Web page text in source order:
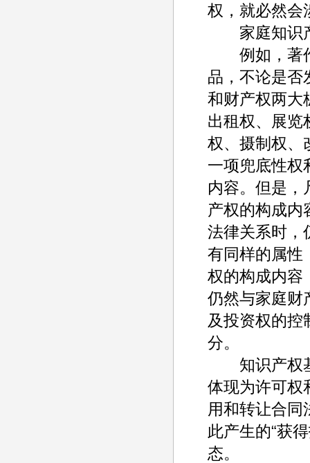
权，就必然会
家庭知识产
例如，著作
品，不论是否
和财产权两大
出租权、展览
权、摄制权、
一项兜底性权
内容。但是，
产权的构成内
法律关系时，
有同样的属性
权的构成内容
仍然与家庭财
及投资权的控
分。
知识产权基
体现为许可权
用和转让合同
此产生的“获
态。